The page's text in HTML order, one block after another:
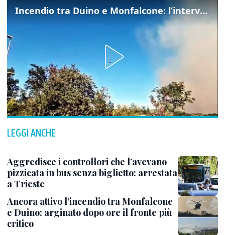
Incendio tra Duino e Monfalcone: l’intervento dei vigili del fuoco
LEGGI ANCHE
Aggredisce i controllori che l’avevano
pizzicata in bus senza biglietto: arrestata
a Trieste
Ancora attivo l’incendio tra Monfalcone
e Duino: arginato dopo ore il fronte più
critico